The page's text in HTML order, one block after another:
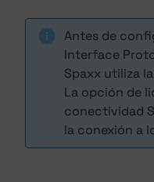
Antes de
Interface
Spaxx utiliza
La opción de
conectividad
la conexión a